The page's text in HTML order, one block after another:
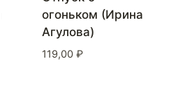
огоньком (Ирина
Агулова)
119,00 ₽